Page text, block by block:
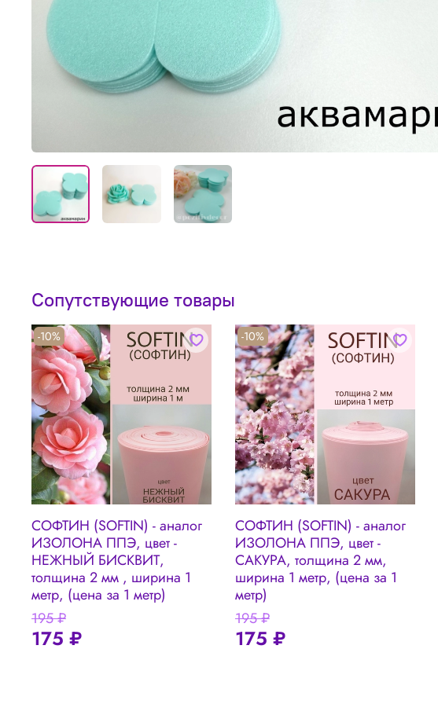
Сопутствующие товары
-10%
СОФТИН (SOFTIN) - аналог
ИЗОЛОНА ППЭ, цвет -
НЕЖНЫЙ БИСКВИТ,
толщина 2 мм , ширина 1
метр, (цена за 1 метр)
195 ₽
175 ₽
-10%
СОФТИН (SOFTIN) - аналог
ИЗОЛОНА ППЭ, цвет -
САКУРА, толщина 2 мм,
ширина 1 метр, (цена за 1
метр)
195 ₽
175 ₽